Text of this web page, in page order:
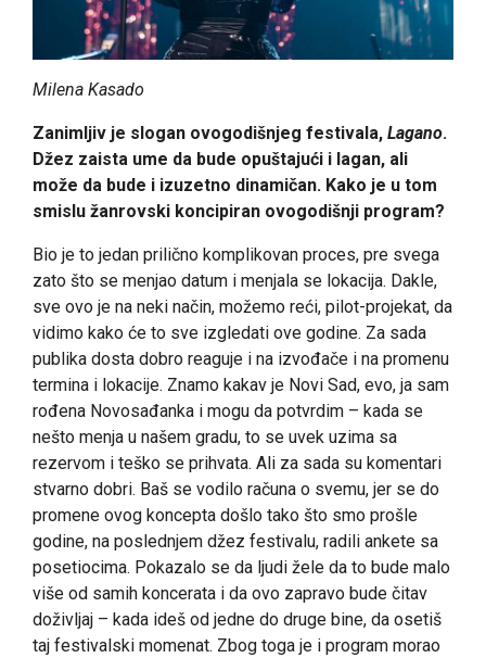
Milena Kasado
Zanimljiv je slogan ovogodišnjeg festivala, Lagano.
Džez zaista ume da bude opuštajući i lagan, ali
može da bude i izuzetno dinamičan. Kako je u tom
smislu žanrovski koncipiran ovogodišnji program?
Bio je to jedan prilično komplikovan proces, pre svega
zato što se menjao datum i menjala se lokacija. Dakle,
sve ovo je na neki način, možemo reći, pilot-projekat, da
vidimo kako će to sve izgledati ove godine. Za sada
publika dosta dobro reaguje i na izvođače i na promenu
termina i lokacije. Znamo kakav je Novi Sad, evo, ja sam
rođena Novosađanka i mogu da potvrdim – kada se
nešto menja u našem gradu, to se uvek uzima sa
rezervom i teško se prihvata. Ali za sada su komentari
stvarno dobri. Baš se vodilo računa o svemu, jer se do
promene ovog koncepta došlo tako što smo prošle
godine, na poslednjem džez festivalu, radili ankete sa
posetiocima. Pokazalo se da ljudi žele da to bude malo
više od samih koncerata i da ovo zapravo bude čitav
doživljaj – kada ideš od jedne do druge bine, da osetiš
taj festivalski momenat. Zbog toga je i program morao